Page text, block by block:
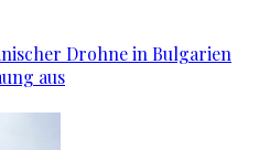
Drohne in Bulgarien
aus